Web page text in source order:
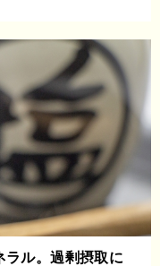
ラル。過剰摂取に